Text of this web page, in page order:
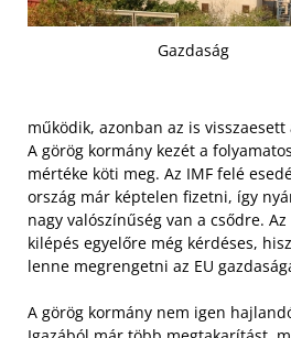
Gazdaság
működik, azonban az is
A görög kormány kezét a
mértéke köti meg. Az IMF felé
ország már képtelen fizetni, így
nagy valószínűség van a csődre.
kilépés egyelőre még kérdéses,
lenne megrengetni az EU
A görög kormány nem igen